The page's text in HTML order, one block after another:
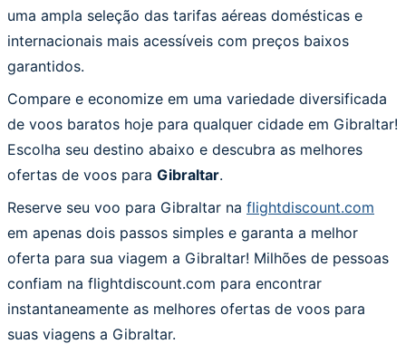
uma ampla seleção das tarifas aéreas domésticas e
internacionais mais acessíveis com preços baixos
garantidos.
Compare e economize em uma variedade diversificada
de voos baratos hoje para qualquer cidade em Gibraltar!
Escolha seu destino abaixo e descubra as melhores
ofertas de voos para Gibraltar.
Reserve seu voo para Gibraltar na flightdiscount.com
em apenas dois passos simples e garanta a melhor
oferta para sua viagem a Gibraltar! Milhões de pessoas
confiam na flightdiscount.com para encontrar
instantaneamente as melhores ofertas de voos para
suas viagens a Gibraltar.